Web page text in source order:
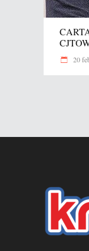
20